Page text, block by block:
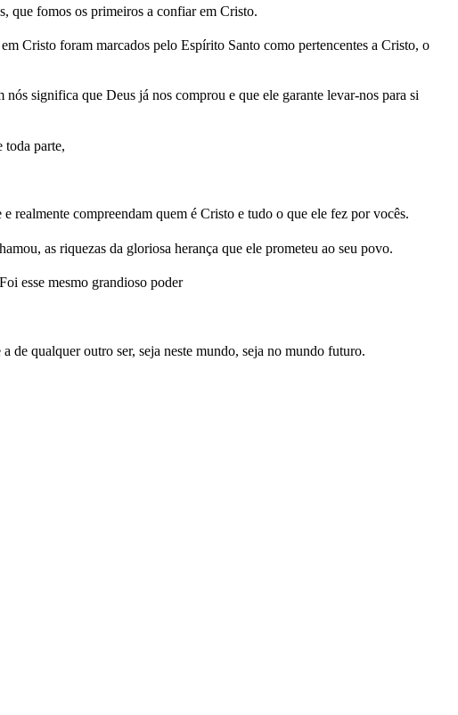
que fomos os primeiros a confiar em Cristo.
Cristo foram marcados pelo Espírito Santo como pertencentes a Cristo, o
significa que Deus já nos comprou e que ele garante levar-nos para si
toda parte,
realmente compreendam quem é Cristo e tudo o que ele fez por vocês.
as riquezas da gloriosa herança que ele prometeu ao seu povo.
esse mesmo grandioso poder
qualquer outro ser, seja neste mundo, seja no mundo futuro.